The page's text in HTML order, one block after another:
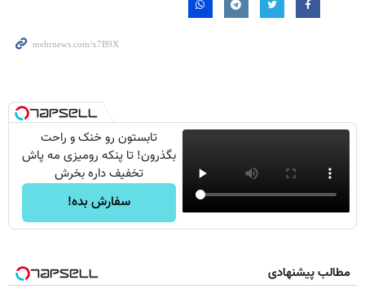
تابستون رو خنک و راحت
بگذرون! تا پنکه رومیزی مه پاش
تخفیف داره بخرش
سفارش بده!
مطالب پیشنهادی